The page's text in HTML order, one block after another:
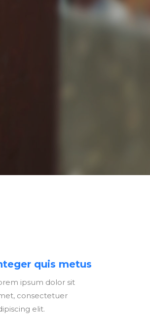
quis metus
ipsum dolor sit
consectetuer
elit.